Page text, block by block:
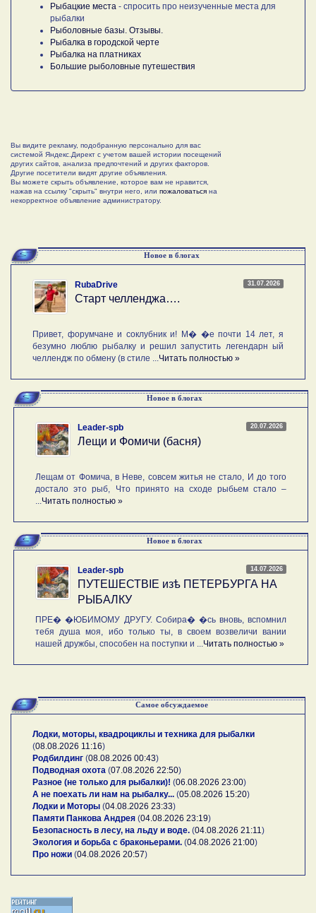
Рыбацкие места - спросить про неизученные места для
рыбалки
Рыболовные базы. Отзывы.
Рыбалка в городской черте
Рыбалка на платниках
Большие рыболовные путешествия
Вы видите рекламу, подобранную персонально для вас
системой Яндекс.Директ с учетом вашей истории посещений
других сайтов, анализа предпочтений и других факторов.
Другие посетители видят другие объявления.
Вы можете скрыть объявление, которое вам не нравится,
нажав на ссылку "скрыть" внутри него, или пожаловаться на
некорректное объявление администратору.
Новое в блогах
31.07.2026
RubaDrive
Старт челленджа….
Привет, форумчане и соклубник и! М� �е почти 14 лет, я
безумно люблю рыбалку и решил запустить легендарн ый
челлендж по обмену (в стиле ...Читать полностью »
Новое в блогах
20.07.2026
Leader-spb
Лещи и Фомичи (басня)
Лещам от Фомича, в Неве, совсем житья не стало, И до того
достало это рыб, Что принято на сходе рыбьем стало –
...Читать полностью »
Новое в блогах
14.07.2026
Leader-spb
ПУТЕШЕСТВIE изѣ ПЕТЕРБУРГА НА
РЫБАЛКУ
ПРЕ� �ЮБИМОМУ ДРУГУ. Собира� �сь вновь, вспомнил
тебя душа моя, ибо только ты, в своем возвеличи вании
нашей дружбы, способен на поступки и ...Читать полностью »
Самое обсуждаемое
Лодки, моторы, квадроциклы и техника для рыбалки
(08.08.2026 11:16)
Родбилдинг (08.08.2026 00:43)
Подводная охота (07.08.2026 22:50)
Разное (не только для рыбалки)! (06.08.2026 23:00)
А не поехать ли нам на рыбалку... (05.08.2026 15:20)
Лодки и Моторы (04.08.2026 23:33)
Памяти Панкова Андрея (04.08.2026 23:19)
Безопасность в лесу, на льду и воде. (04.08.2026 21:11)
Экология и борьба с браконьерами. (04.08.2026 21:00)
Про ножи (04.08.2026 20:57)